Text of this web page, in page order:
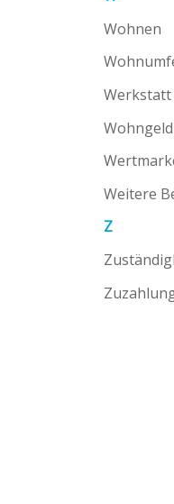
Wohnen
Werkstatt
Wohngeld
Weitere
Z